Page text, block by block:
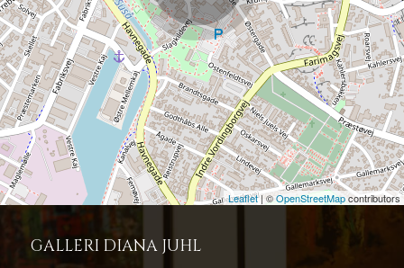
Leaflet| ©OpenStreetMapcontributors
GALLERI DIANA JUHL